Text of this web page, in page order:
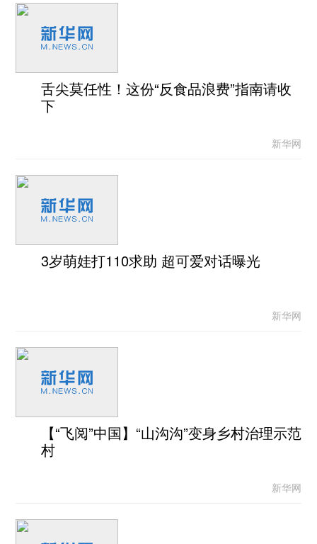
舌尖莫任性！这份“反食品浪费”指南请收
下
新华网
3岁萌娃打110求助 超可爱对话曝光
新华网
【“飞阅”中国】“山沟沟”变身乡村治理示范
村
新华网